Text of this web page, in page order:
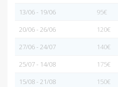
13/06 - 19/06
95€
20/06 - 26/06
120€
27/06 - 24/07
140€
25/07 - 14/08
175€
15/08 - 21/08
150€